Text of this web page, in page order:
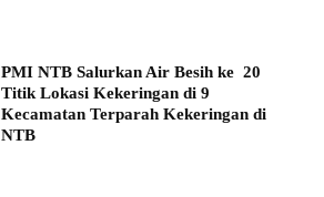
PMI NTB Salurkan Air Besih ke 20
Titik Lokasi Kekeringan di 9
Kecamatan Terparah Kekeringan di
NTB